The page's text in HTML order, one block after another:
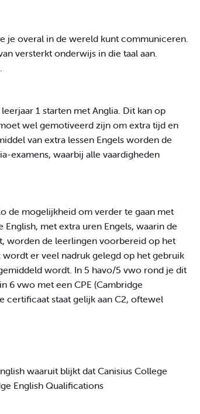
je overal in de wereld kunt communiceren.
versterkt onderwijs in die taal aan.
1 starten met Anglia. Dit kan op
wel gemotiveerd zijn om extra tijd en
van extra lessen Engels worden de
examens, waarbij alle vaardigheden
de mogelijkheid om verder te gaan met
met extra uren Engels, waarin de
worden de leerlingen voorbereid op het
er veel nadruk gelegd op het gebruik
wordt. In 5 havo/5 vwo rond je dit
6 vwo met een CPE (Cambridge
certificaat staat gelijk aan C2, oftewel